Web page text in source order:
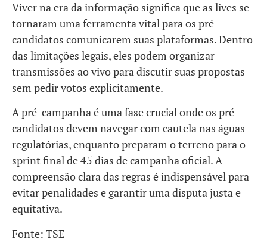
Viver na era da informação significa que as lives se
tornaram uma ferramenta vital para os pré-
candidatos comunicarem suas plataformas. Dentro
das limitações legais, eles podem organizar
transmissões ao vivo para discutir suas propostas
sem pedir votos explicitamente.
A pré-campanha é uma fase crucial onde os pré-
candidatos devem navegar com cautela nas águas
regulatórias, enquanto preparam o terreno para o
sprint final de 45 dias de campanha oficial. A
compreensão clara das regras é indispensável para
evitar penalidades e garantir uma disputa justa e
equitativa.
Fonte: TSE